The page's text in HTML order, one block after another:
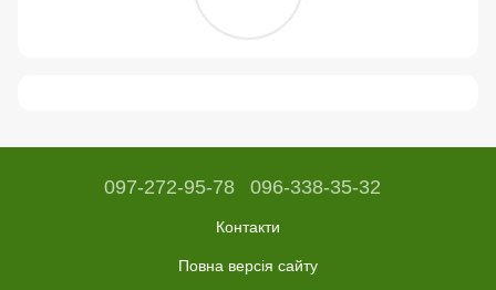
097-272-95-78 096-338-35-32
Контакти
Повна версія сайту